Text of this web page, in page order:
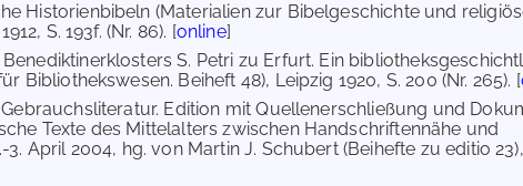
Historienbibeln (Materialien zur Bibelgeschichte und
S. 193f. (Nr. 86). [online]
S. Petri zu Erfurt. Ein
Bibliothekswesen. Beiheft 48), Leipzig 1920, S. 200 (Nr. 265). [
Edition mit Quellenerschließung und
Texte des Mittelalters zwischen Handschriftennähe und
April 2004, hg. von Martin J. Schubert (Beihefte zu editio